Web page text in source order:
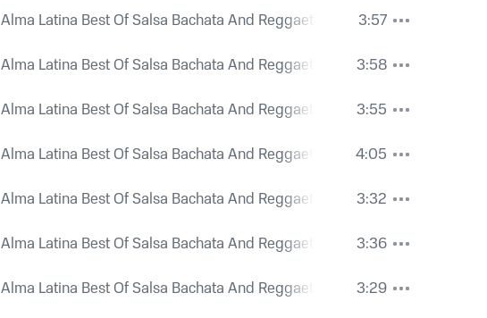
Alma Latina Best Of Salsa Bachata And Reggaeton
3:57
Alma Latina Best Of Salsa Bachata And Reggaeton
3:58
Alma Latina Best Of Salsa Bachata And Reggaeton
3:55
Alma Latina Best Of Salsa Bachata And Reggaeton
4:05
Alma Latina Best Of Salsa Bachata And Reggaeton
3:32
Alma Latina Best Of Salsa Bachata And Reggaeton
3:36
Alma Latina Best Of Salsa Bachata And Reggaeton
3:29